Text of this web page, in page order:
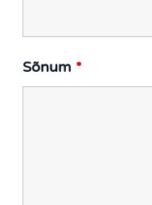
Sõnum *